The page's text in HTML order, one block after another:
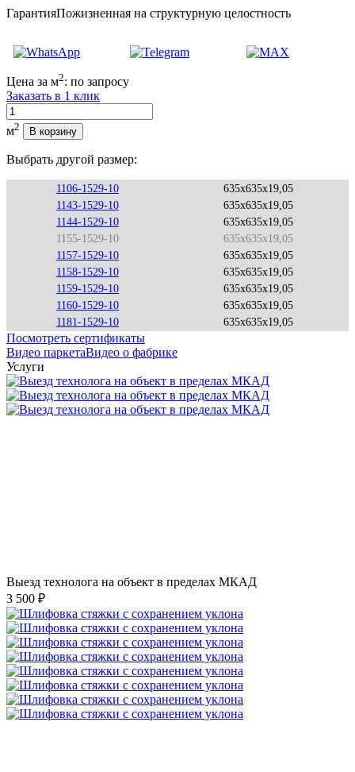
ГарантияПожизненная на структурную целостность
Цена за м2: по запросу
Заказать в 1 клик
Количество
м2 В корзину
Выбрать другой размер:
1106-1529-10
635x635x19,05
1143-1529-10
635x635x19,05
1144-1529-10
635x635x19,05
1155-1529-10
635x635x19,05
1157-1529-10
635x635x19,05
1158-1529-10
635x635x19,05
1159-1529-10
635x635x19,05
1160-1529-10
635x635x19,05
1181-1529-10
635x635x19,05
Посмотреть сертификаты
Видео паркетаВидео о фабрике
Услуги
Выезд технолога на объект в пределах МКАД
3 500 ₽